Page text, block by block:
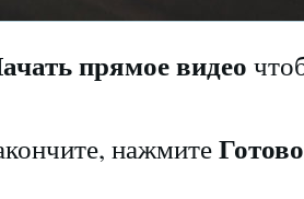
прямое видео
нажмите